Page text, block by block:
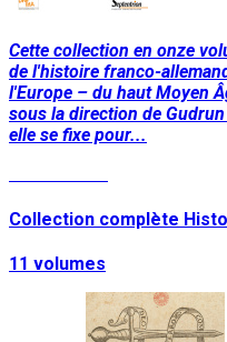
Cette collection en onze
de l'histoire franco-
l'Europe – du haut Moyen
sous la direction de
elle se fixe pour...
Collection complète
11 volumes